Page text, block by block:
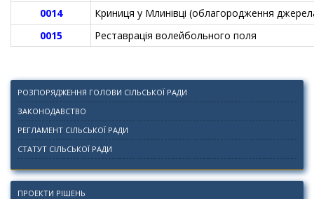
0014
Криниця у Млинівці (облагородження
0015
Реставрація волейбольного поля
РОЗПОРЯДЖЕННЯ ГОЛОВИ СІЛЬСЬКОЇ РАДИ
ЗАКОНОДАВСТВО
РЕГЛАМЕНТ СІЛЬСЬКОЇ РАДИ
СТАТУТ СІЛЬСЬКОЇ РАДИ
ПРОЕКТИ РІШЕНЬ